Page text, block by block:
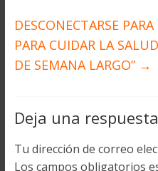
DESCONECTARSE
PARA CUIDAR LA
DE SEMANA LARGO” →
Deja una respuesta
Tu dirección de correo
Los campos obligatorios